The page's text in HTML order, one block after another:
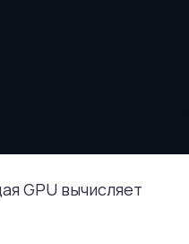
GPU вычисляет